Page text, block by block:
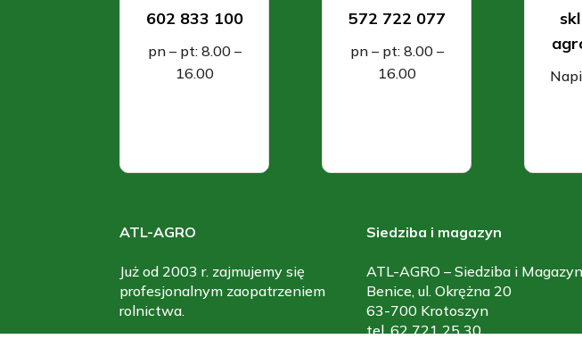
602 833 100
pn – pt: 8.00 –
16.00
572 722 077
pn – pt: 8.00 –
16.00
ATL-AGRO
Już od 2003 r. zajmujemy się
profesjonalnym zaopatrzeniem
rolnictwa.
Siedziba i magazyn
ATL-AGRO – Siedziba i Magazyn
Benice, ul. Okrężna 20
63-700 Krotoszyn
tel. 62 721 25 30